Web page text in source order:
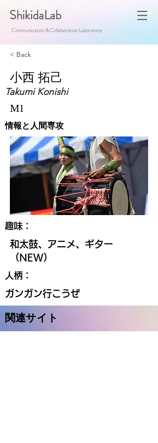
ShikidaLab
Communication & Collaboration Laboratory
< Back
小西 拓己
Takumi Konishi
M1
情報と人間専攻
趣味：
和太鼓、アニメ、ギター
（NEW）
人柄：
ガンガン行こうぜ
関連サイト